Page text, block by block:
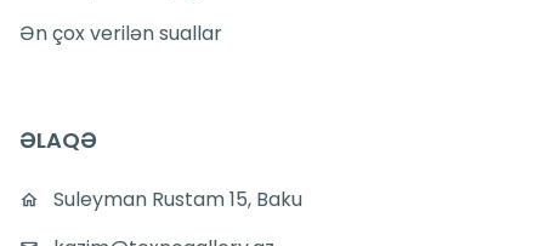
Ən çox verilən suallar
ƏLAQƏ
Suleyman Rustam 15, Baku